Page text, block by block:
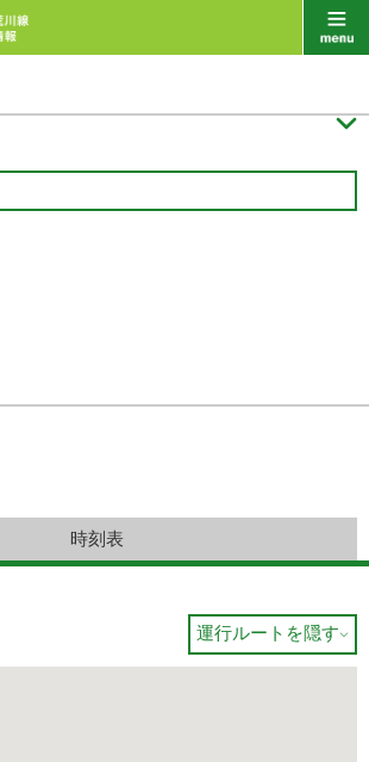

時刻表
運行ルートを隠す